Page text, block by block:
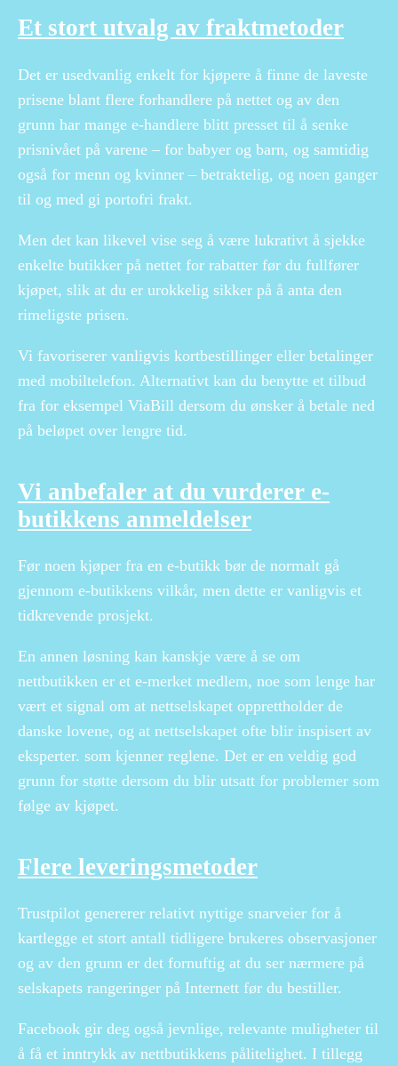
Et stort utvalg av fraktmetoder
Det er usedvanlig enkelt for kjøpere å finne de laveste
prisene blant flere forhandlere på nettet og av den
grunn har mange e-handlere blitt presset til å senke
prisnivået på varene – for babyer og barn, og samtidig
også for menn og kvinner – betraktelig, og noen ganger
til og med gi portofri frakt.
Men det kan likevel vise seg å være lukrativt å sjekke
enkelte butikker på nettet for rabatter før du fullfører
kjøpet, slik at du er urokkelig sikker på å anta den
rimeligste prisen.
Vi favoriserer vanligvis kortbestillinger eller betalinger
med mobiltelefon. Alternativt kan du benytte et tilbud
fra for eksempel ViaBill dersom du ønsker å betale ned
på beløpet over lengre tid.
Vi anbefaler at du vurderer e-
butikkens anmeldelser
Før noen kjøper fra en e-butikk bør de normalt gå
gjennom e-butikkens vilkår, men dette er vanligvis et
tidkrevende prosjekt.
En annen løsning kan kanskje være å se om
nettbutikken er et e-merket medlem, noe som lenge har
vært et signal om at nettselskapet opprettholder de
danske lovene, og at nettselskapet ofte blir inspisert av
eksperter. som kjenner reglene. Det er en veldig god
grunn for støtte dersom du blir utsatt for problemer som
følge av kjøpet.
Flere leveringsmetoder
Trustpilot genererer relativt nyttige snarveier for å
kartlegge et stort antall tidligere brukeres observasjoner
og av den grunn er det fornuftig at du ser nærmere på
selskapets rangeringer på Internett før du bestiller.
Facebook gir deg også jevnlige, relevante muligheter til
å få et inntrykk av nettbutikkens pålitelighet. I tillegg